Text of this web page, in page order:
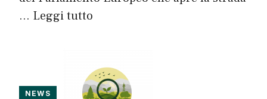
… Leggi tutto
NEWS